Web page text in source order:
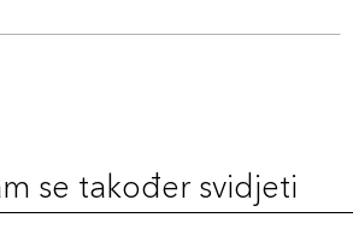
se također svidjeti